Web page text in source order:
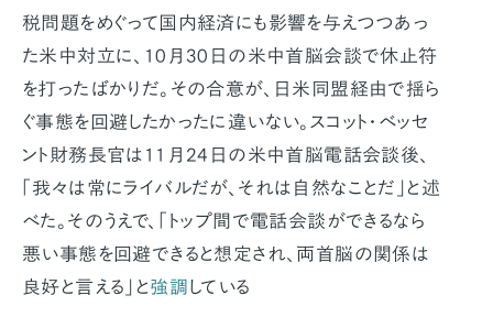
税問題をめぐって国内経済にも影響を与えつつあっ
た米中対立に、10月30日の米中首脳会談で休止符
を打ったばかりだ。その合意が、日米同盟経由で揺ら
ぐ事態を回避したかったに違いない。スコット・ベッセ
ント財務長官は11月24日の米中首脳電話会談後、
「我々は常にライバルだが、それは自然なことだ」と述
べた。そのうえで、「トップ間で電話会談ができるなら
悪い事態を回避できると想定され、両首脳の関係は
良好と言える」と強調 している